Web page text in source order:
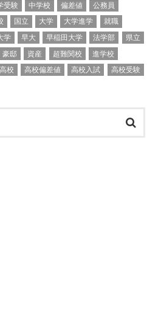
受験 中学校 偏差値
公務員
国立 大学 大学進学
就職
学 早大 早稲田大学 法学部
県立
豪邸 資産 超難関校
進学校
高校 高校偏差値 高校入試 高校受験